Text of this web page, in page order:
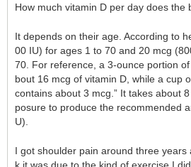
How much vitamin D per day does the
It depends on their age. According to
00 IU) for ages 1 to 70 and 20 mcg
70. For reference, a 3-ounce portion
bout 16 mcg of vitamin D, while a cup
contains about 3 mcg.” It takes about
posure to produce the recommended
U).
I got shoulder pain around three years